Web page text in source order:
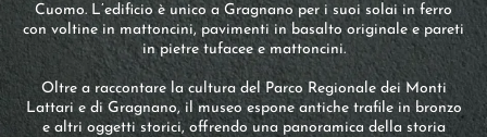
Cuomo. L’edificio è unico a Gragnano per i suoi solai in ferro
con voltine in mattoncini, pavimenti in basalto originale e pareti
in pietre tufacee e mattoncini.
Oltre a raccontare la cultura del Parco Regionale dei Monti
Lattari e di Gragnano, il museo espone antiche trafile in bronzo
e altri oggetti storici, offrendo una panoramica della storia